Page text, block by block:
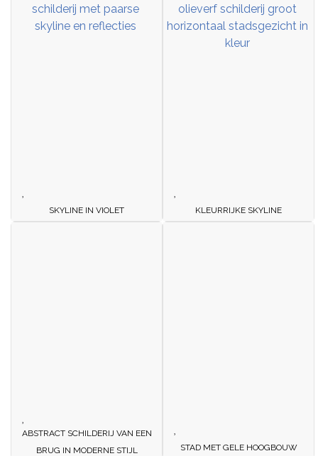
SKYLINE IN VIOLET KLEURRIJKE SKYLINE
ABSTRACT SCHILDERIJ VAN EEN
BRUG IN MODERNE STIJL
STAD MET GELE HOOGBOUW